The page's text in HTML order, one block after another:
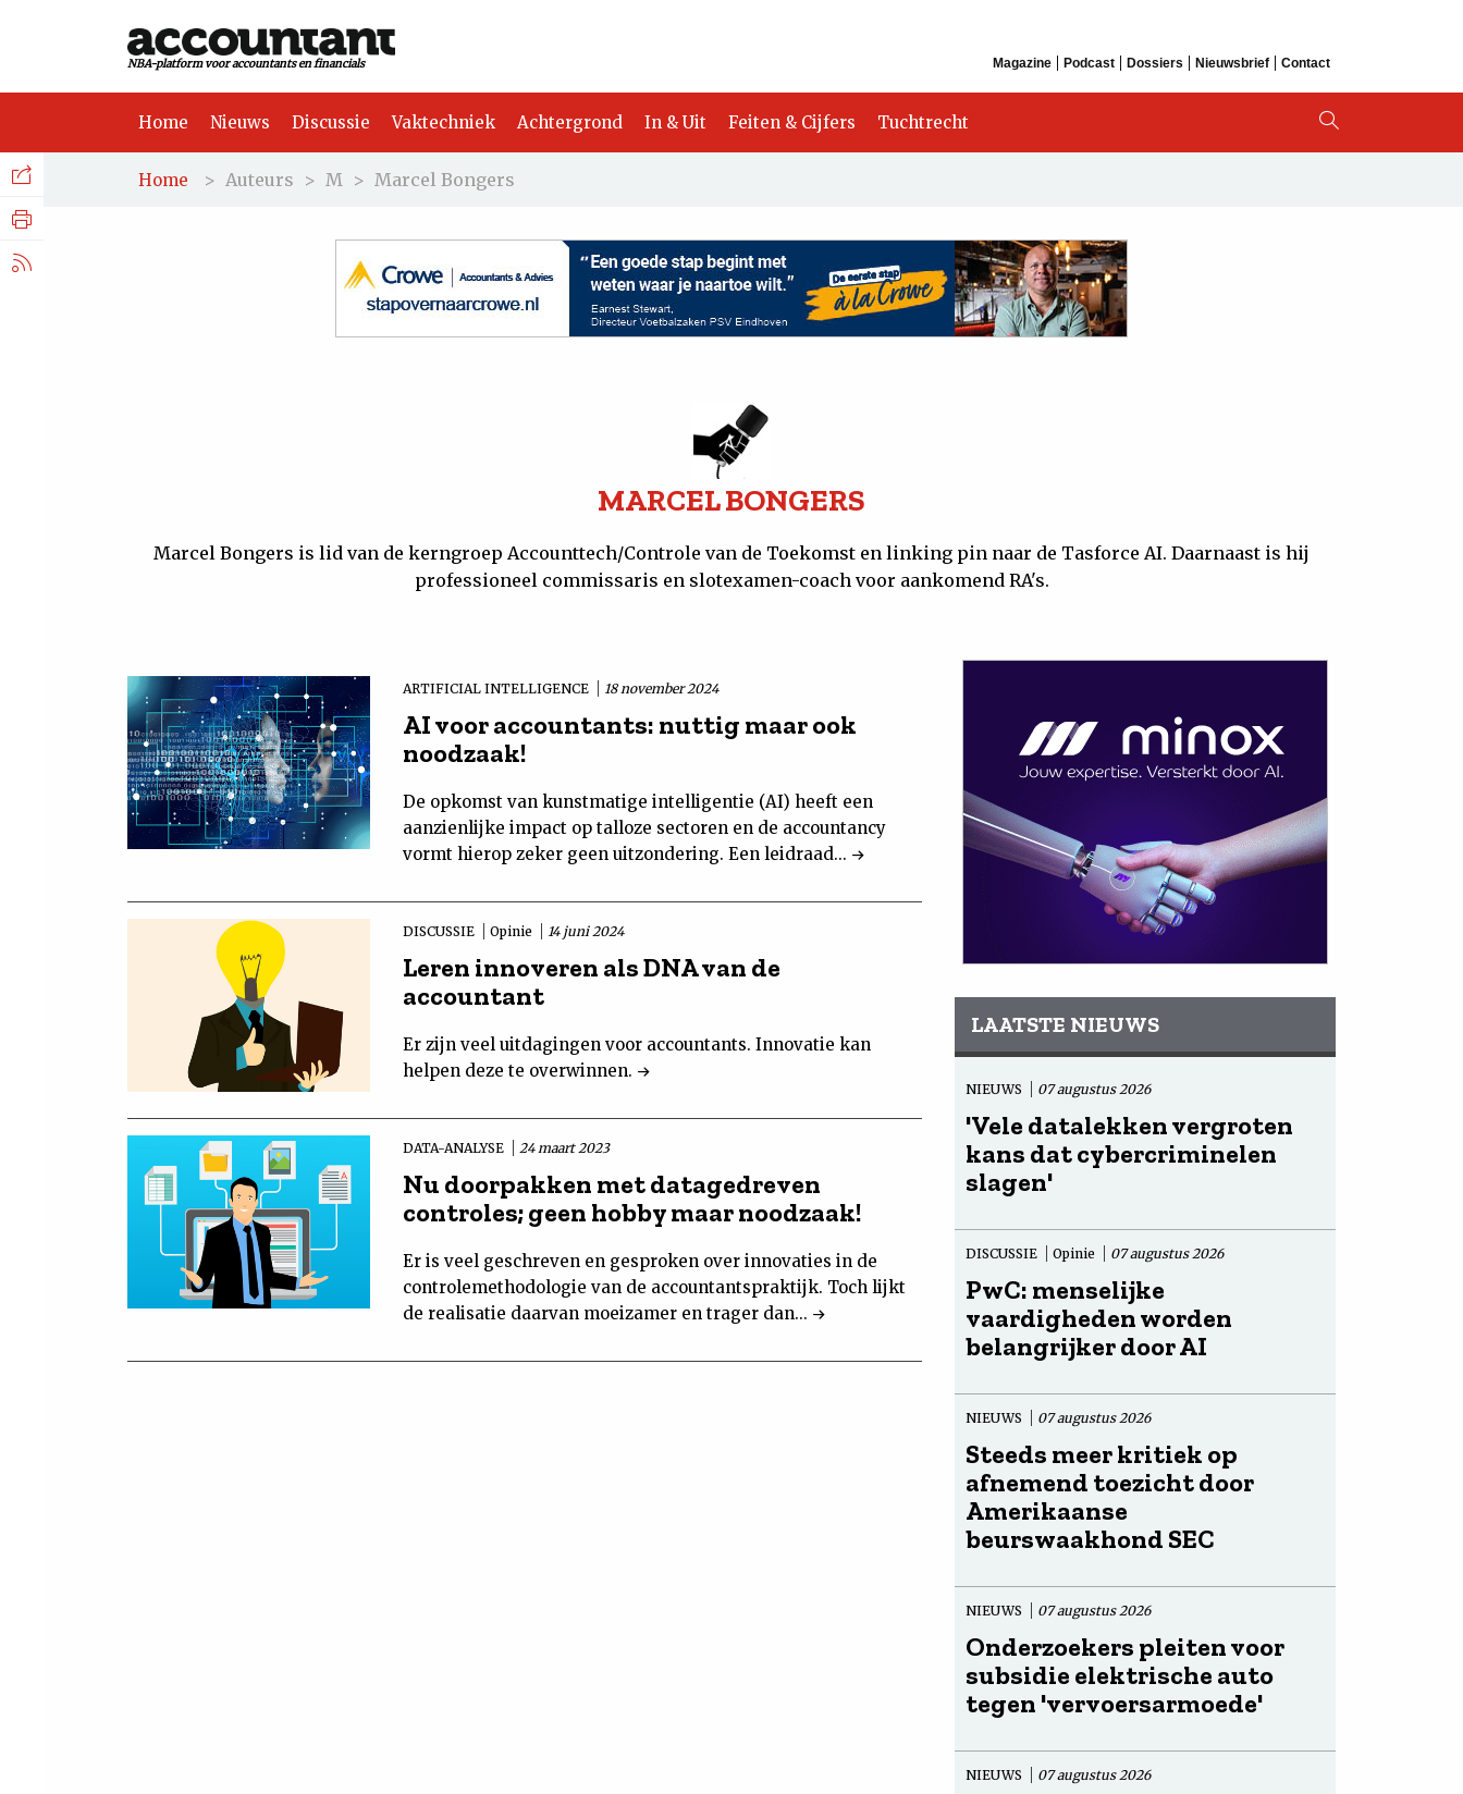
NBA-platform voor accountants en financials Magazine Podcast Dossiers Nieuwsbrief Contact
Home Nieuws Discussie Vaktechniek Achtergrond In & Uit Feiten & Cijfers Tuchtrecht
Home > Auteurs > M > Marcel Bongers
MARCEL BONGERS
Marcel Bongers is lid van de kerngroep Accounttech/Controle van de Toekomst en linking pin naar de Tasforce AI. Daarnaast is hij
professioneel commissaris en slotexamen-coach voor aankomend RA's.
ARTIFICIAL INTELLIGENCE 18 november 2024
AI voor accountants: nuttig maar ook
noodzaak!
De opkomst van kunstmatige intelligentie (AI) heeft een
aanzienlijke impact op talloze sectoren en de accountancy
vormt hierop zeker geen uitzondering. Een leidraad...
DISCUSSIE Opinie 14 juni 2024
Leren innoveren als DNA van de
accountant
Er zijn veel uitdagingen voor accountants. Innovatie kan
helpen deze te overwinnen.
DATA-ANALYSE 24 maart 2023
Nu doorpakken met datagedreven
controles; geen hobby maar noodzaak!
Er is veel geschreven en gesproken over innovaties in de
controlemethodologie van de accountantspraktijk. Toch lijkt
de realisatie daarvan moeizamer en trager dan...
LAATSTE NIEUWS
NIEUWS 07 augustus 2026
'Vele datalekken vergroten
kans dat cybercriminelen
slagen'
DISCUSSIE Opinie 07 augustus 2026
PwC: menselijke
vaardigheden worden
belangrijker door AI
NIEUWS 07 augustus 2026
Steeds meer kritiek op
afnemend toezicht door
Amerikaanse
beurswaakhond SEC
NIEUWS 07 augustus 2026
Onderzoekers pleiten voor
subsidie elektrische auto
tegen 'vervoersarmoede'
NIEUWS 07 augustus 2026
Facebook
Nieuws